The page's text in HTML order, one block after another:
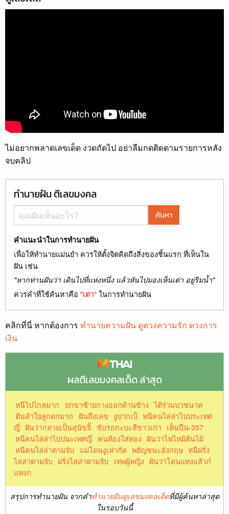
ไม่อยากพลาดเลขเด็ด งวดถัดไป อย่าลืมกดติดตามรายการหลัง
จบคลิป
ทำนายฝัน ตีเลขมงคล
ค้นหา
คำแนะนำในการทำนายฝัน
เพื่อให้ทำนายแม่นยำ ควรให้ตั้งจิตคิดถึงสิ่งของชิ้นแรก ที่เห็นใน
ฝัน เช่น
"หากท่านฝันว่า เดินไปที่แห่งหนึ่ง แล้วหันไปมองเห็นเต่า อยู่ริมน้ำ"
ควรคำที่ใช้ค้นหาคือ "เต่า"ในการทำนายฝัน
คลิกที่นี่ หากต้องการ ทำนายความฝัน ดูดวงความรัก ดวงการ
เงิน
ผลตีเลขมงคลเด็ด ล่าสุด
หนีไปไกลมาก ยกขาซ้ายกางออกด้านข้าง ได้ร่วมบวชนาค
ต้นลำใยลูกดกมาก
ฝันถึงเลข งูปากเป็ หนีคนไล่ล่าไปประเทศ
ญี่ ฝันว่ากลายเป็นสุนัขจิ้ ขับรถกะบะสีขาวเก่า เห็นปืน-357
หนีคนไล่ล่าไปปนะเทศญี่ คนท้องใส่ทอง ฝันว่าไฟไหม้ต้นไม้
หนีคนไล่ล่าตามจับ
แม่โดนงูเห่ากัด พยัญชนะอังกฤษ หนีฝรั่ง
ไล่ล่าตามจับ ฝรั่งไล่ล่าตามจับ เทพผู้หญิง ฝันว่าโดนแทงแล้วก๋
แทงก
สรุปการทำนายฝัน จากคำทำนายฝันดูเลขมงคลเด็ดที่มีผู้ค้นหาล่าสุด
ในรอบวันนี้